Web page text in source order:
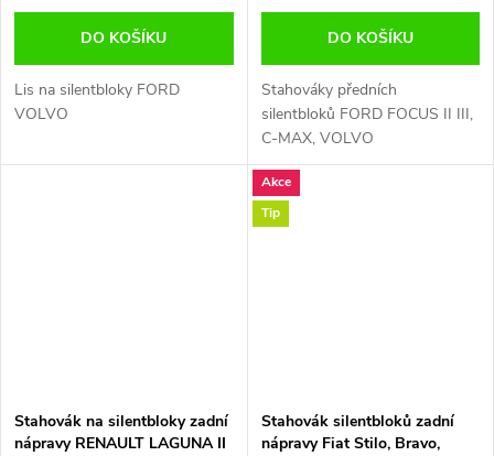
DO KOŠÍKU
Lis na silentbloky FORD
VOLVO
DO KOŠÍKU
Stahováky předních
silentbloků FORD FOCUS II III,
C-MAX, VOLVO
Stahovák na silentbloky zadní
nápravy RENAULT LAGUNA II
Akce
Tip
Stahovák silentbloků zadní
nápravy Fiat Stilo, Bravo,